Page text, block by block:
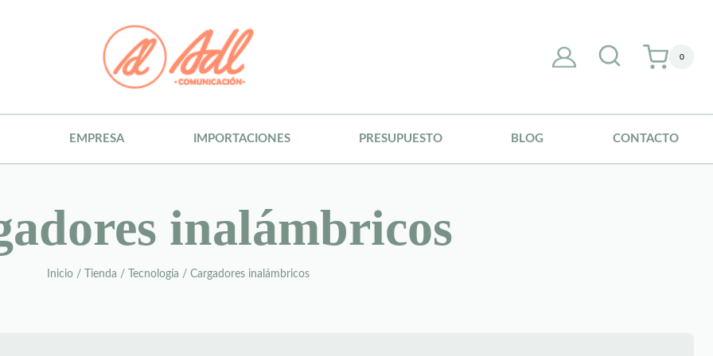
0
EMPRESA IMPORTACIONES PRESUPUESTO BLOG CONTACTO
inalámbricos
Inicio / Tienda / Tecnología / Cargadores inalámbricos